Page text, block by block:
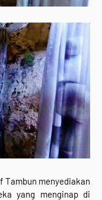
Tambun menyediakan
yang menginap di